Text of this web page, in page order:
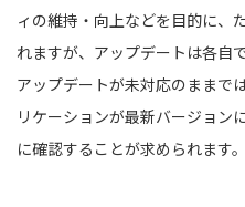
ィの維持・向上などを目的に、
れますが、アップデートは各自
アップデートが未対応のままで
リケーションが最新バージョン
に確認することが求められます。